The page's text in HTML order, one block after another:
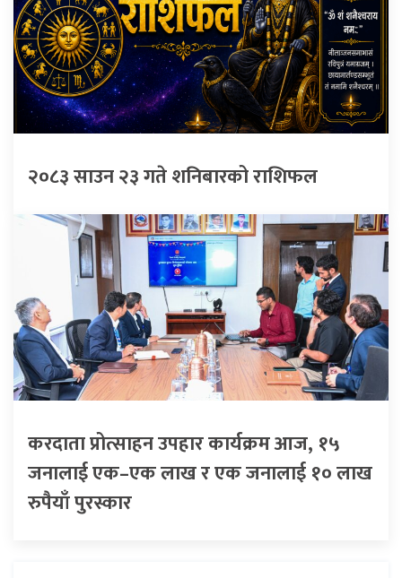
२०८३ साउन २३ गते शनिबारको राशिफल
करदाता प्रोत्साहन उपहार कार्यक्रम आज, १५
जनालाई एक–एक लाख र एक जनालाई १० लाख
रुपैयाँ पुरस्कार